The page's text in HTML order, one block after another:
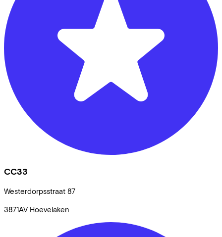
CC33
Westerdorpsstraat 87
3871AV Hoevelaken